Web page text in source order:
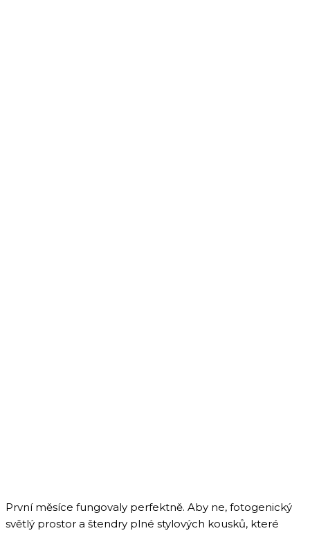
První měsíce fungovaly perfektně. Aby ne, fotogenický
světlý prostor a štendry plné stylových kousků, které